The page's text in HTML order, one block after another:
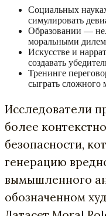
Социальных
симулировать
Образовании —
моральными
Искусстве и
создавать
Тренинге
сыграть сложного
Исследователи
более
безопасности,
генерацию
вымышленного
обозначенном